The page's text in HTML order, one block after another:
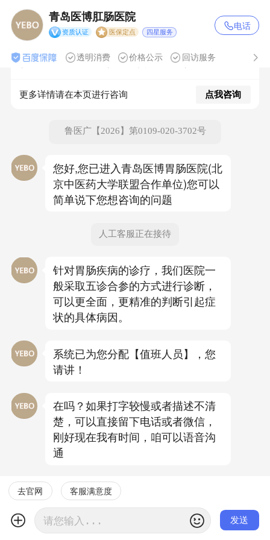
青岛医博肛肠医院
资质认证 医保定点 四星服务
电话
透明消费 价格公示 回访服务
机构地址: 青岛市市北区抚顺路8号
设有内科门诊：消化内科专业，医院位于市北区抚顺路8
诊疗范围：1、胃病门诊；2、炎性肠病门诊；3、便秘门
镜、）。
理、技术方法、诊后指导等。
更多详情请在本页进行咨询 点我咨询
鲁医广【2026】第0109-020-3702号
您好,您已进入青岛医博胃肠医院(北
京中医药大学联盟合作单位)您可以
简单说下您想咨询的问题
人工客服正在接待
针对胃肠疾病的诊疗，我们医院一
般采取五诊合参的方式进行诊断，
可以更全面，更精准的判断引起症
状的具体病因。
系统已为您分配【值班人员】，您
请讲！
在吗？如果打字较慢或者描述不清
楚，可以直接留下电话或者微信，
刚好现在我有时间，咱可以语音沟
通
去官网 客服满意度
发送